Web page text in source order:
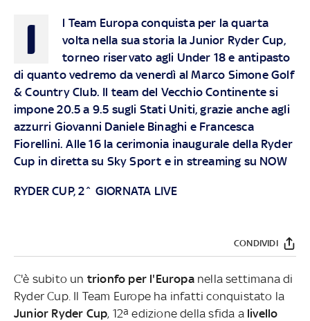
I
l Team Europa conquista per la quarta
volta nella sua storia la Junior Ryder Cup,
torneo riservato agli Under 18 e antipasto
di quanto vedremo da venerdì al Marco Simone Golf
& Country Club. Il team del Vecchio Continente si
impone 20.5 a 9.5 sugli Stati Uniti, grazie anche agli
azzurri Giovanni Daniele Binaghi e Francesca
Fiorellini. Alle 16 la cerimonia inaugurale della Ryder
Cup in diretta su Sky Sport e in streaming su NOW
RYDER CUP, 2^ GIORNATA LIVE
CONDIVIDI
C'è subito un trionfo per l'Europanella settimana di
Ryder Cup. Il Team Europe ha infatti conquistato la
Junior Ryder Cup, 12ª edizione della sfida a livello